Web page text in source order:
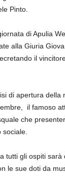
Pinto.
diApulia
alla Giuria
il
di apertura della
il famoso
che
sociale.
tutti gli ospiti
le sue doti da